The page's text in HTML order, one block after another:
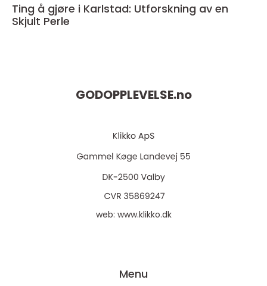
Ting å gjøre i Karlstad: Utforskning av en
Skjult Perle
GODOPPLEVELSE.no
web: www.klikko.dk
Menu